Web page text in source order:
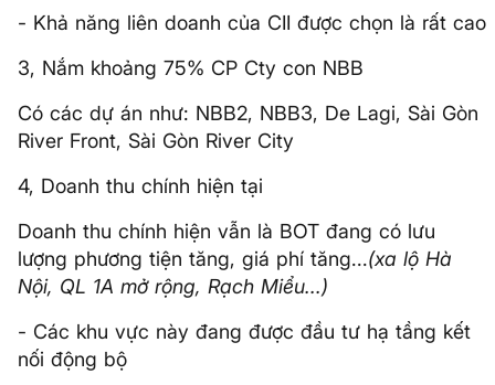
- Khả năng liên doanh của CII được chọn là rất cao
3, Nắm khoảng 75% CP Cty con NBB
Có các dự án như: NBB2, NBB3, De Lagi, Sài Gòn
River Front, Sài Gòn River City
4, Doanh thu chính hiện tại
Doanh thu chính hiện vẫn là BOT đang có lưu
lượng phương tiện tăng, giá phí tăng...(xa lộ Hà
Nội, QL 1A mở rộng, Rạch Miểu...)
- Các khu vực này đang được đầu tư hạ tầng kết
nối động bộ